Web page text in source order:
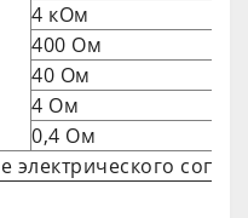
4 кОм
400 Ом
40 Ом
4 Ом
0,4 Ом
электрического